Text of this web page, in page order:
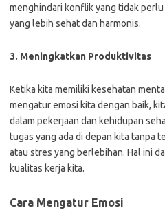
menghindari konflik yang tidak
yang lebih sehat dan harmonis.
3. Meningkatkan Produktivitas
Ketika kita memiliki kesehatan
mengatur emosi kita dengan baik,
dalam pekerjaan dan kehidupan
tugas yang ada di depan kita tanpa
atau stres yang berlebihan. Hal ini
kualitas kerja kita.
Cara Mengatur Emosi